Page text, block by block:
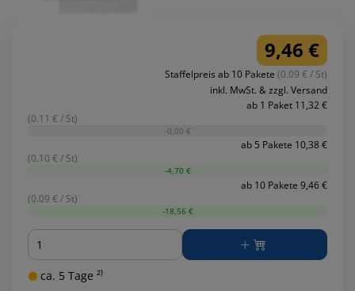
9,46 €
Staffelpreis ab 10 Pakete (0.09 € / St)
inkl. MwSt. & zzgl. Versand
ab 1 Paket 11,32 €
(0.11 € / St)
-0,00 €
ab 5 Pakete 10,38 €
(0.10 € / St)
-4,70 €
ab 10 Pakete 9,46 €
(0.09 € / St)
-18,56 €
Menge
ca. 5 Tage ²⁾